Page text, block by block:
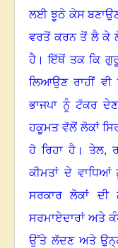
ਲਈ ਝੂਠੇ ਕੇਸ
ਵਰਤੋਂ ਕਰਨ ਤੋਂ ਲੈ ਕੇ
ਹੈ ।ਇੱਥੋਂ ਤਕ ਕਿ ਗੁਰੂ
ਲਿਆਉਣ ਰਾਹੀਂ ਵੀ
ਭਾਜਪਾ ਨੂੰ ਟੱਕਰ
ਹਕੂਮਤ ਵੱਲੋਂ ਲੋਕਾਂ
ਹੋ ਰਿਹਾ ਹੈ। ਤੇਲ,
ਕੀਮਤਾਂ ਦੇ
ਸਰਕਾਰ ਲੋਕਾਂ
ਸਰਮਾਏਦਾਰਾਂ ਅਤੇ
ਉੱਤੇ ਲੱਦਣ ਅਤੇ